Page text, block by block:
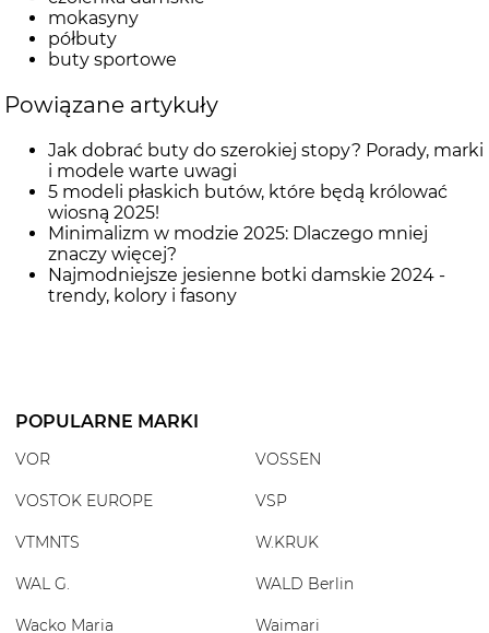
mokasyny
półbuty
buty sportowe
Powiązane artykuły
Jak dobrać buty do szerokiej stopy? Porady, marki
i modele warte uwagi
5 modeli płaskich butów, które będą królować
wiosną 2025!
Minimalizm w modzie 2025: Dlaczego mniej
znaczy więcej?
Najmodniejsze jesienne botki damskie 2024 -
trendy, kolory i fasony
POPULARNE MARKI
VOR VOSSEN
VOSTOK EUROPE VSP
VTMNTS W.KRUK
WAL G. WALD Berlin
Wacko Maria Waimari